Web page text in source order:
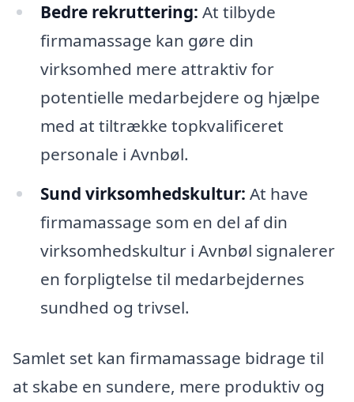
Bedre rekruttering: At tilbyde
firmamassage kan gøre din
virksomhed mere attraktiv for
potentielle medarbejdere og hjælpe
med at tiltrække topkvalificeret
personale i Avnbøl.
Sund virksomhedskultur: At have
firmamassage som en del af din
virksomhedskultur i Avnbøl signalerer
en forpligtelse til medarbejdernes
sundhed og trivsel.
Samlet set kan firmamassage bidrage til
at skabe en sundere, mere produktiv og